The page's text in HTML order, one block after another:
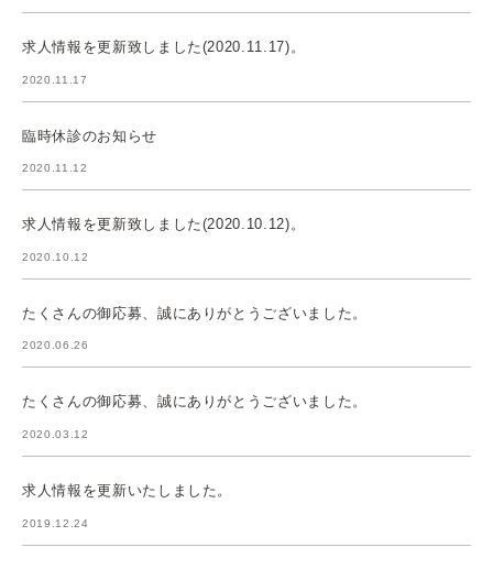
求人情報を更新致しました(2020.11.17)。
2020.11.17
臨時休診のお知らせ
2020.11.12
求人情報を更新致しました(2020.10.12)。
2020.10.12
たくさんの御応募、誠にありがとうございました。
2020.06.26
たくさんの御応募、誠にありがとうございました。
2020.03.12
求人情報を更新いたしました。
2019.12.24